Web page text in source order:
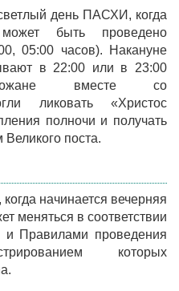
день ПАСХИ, когда
может быть проведено
05:00 часов). Накануне
в 22:00 или в 23:00
вместе со
ликовать «Христос
полночи и получать
Великого поста.
начинается вечерняя
меняться в соответствии
и Правилами проведения
которых